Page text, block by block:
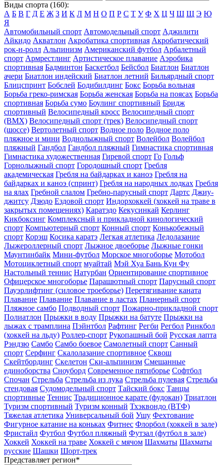
Виды спорта (160):
А Б В Г Д Е Ж З И К Л М Н О П Р С Т У Ф Х Ц Ч Ш Щ Э Ю
Я
Автомобильный спорт Автомодельный спорт Аджилити
Айкидо Акватлон Акробатика спортивная Акробатический
рок-н-ролл Альпинизм Американский футбол Арбалетный
спорт Армрестлинг Артистическое плавание Аэробика
спортивная Бадминтон Баскетбол Бейсбол Биатлон Биатлон
ачери Биатлон индейский Биатлон летний Бильярдный спорт
Блицспринт Бобслей Бодибилдинг Бокс Борьба вольная
Борьба греко-римская Борьба женская Борьба на поясах Борьба
спортивная Борьба сумо Боулинг спортивный Бридж
спортивный Велосипедный кросс Велосипедный спорт
(BMX) Велосипедный спорт (трек) Велосипедный спорт
(шоссе) Вертолетный спорт Водное поло Водное поло
пляжное и мини Воднолыжный спорт Волейбол Волейбол
пляжный Гандбол Гандбол пляжный Гимнастика спортивная
Гимнастика художественная Гиревой спорт Го Гольф
Горнолыжный спорт Городошный спорт Гребля
академическая Гребля на байдарках и каноэ Гребля на
байдарках и каноэ (спринт) Гребля на народных лодках Гребля
на ялах Гребной слалом Гребно-парусный спорт Дартс Джиу-
джитсу Дзюдо Ездовой спорт Индорхоккей (хоккей на траве в
закрытых помещениях) Каратэдо Кекусинкай Керлинг
Кикбоксинг Комплексный и прикладной кинологический
спорт Компьютерный спорт Конный спорт Конькобежный
спорт Корэш Косика каратэ Легкая атлетика Ледолазание
Лыжероллерный спорт Лыжное двоеборье Лыжные гонки
Маунтинбайк Мини-футбол Морское многоборье Мотобол
Мотоциклетный спорт муайтай Мэй Хуа Бань Кун Фу
Настольный теннис Натурбан Ориентирование cпортивное
Офицерское многоборье Парашютный спорт Парусный спорт
Пауэрлифтинг (силовое троеборье) Перетягивание каната
Плавание Плавание Плавание в ластах Планерный спорт
Пляжное самбо Подводный спорт Пожарно-прикладной спорт
Полиатлон Прыжки в воду Прыжки на батуте Прыжки на
лыжах с трамплина Пэйнтбол Рафтинг Регби Регбол Ринкбол
(хоккей на льду) Роллер-спорт Рукопашный бой Русская лапта
Рэндзю Самбо Самбо боевое Самолетный спорт Санный
спорт Серфинг Скалолазание спортивное Сквош
Скейтбординг Скелетон Ски-альпинизм Смешанные
единоборства Сноуборд Современное пятиборье Софтбол
Спочан Стрельба Стрельба из лука Стрельба пулевая Стрельба
стендовая Судомодельный спорт Тайский бокс Танцы
спортивные Теннис Традиционное карате (фудокан) Триатлон
Туризм cпортивный Туризм конный Тхэквондо (ВТФ)
Тяжелая атлетика Универсальный бой Ушу Фехтование
Фигурное катание на коньках Фитнес Флорбол (хоккей в зале)
Фристайл Футбол Футбол пляжный Футзал (футбол в зале)
Хоккей Хоккей на траве Хоккей с мячом Шахматы Шахматы
русские Шашки Шорт-трек
Представляет регион*